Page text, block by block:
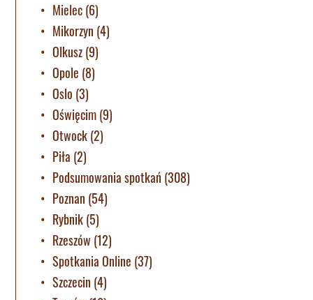
Mielec(6)
Mikorzyn (4)
Olkusz(9)
Opole (8)
Oslo (3)
Oświęcim(9)
Otwock(2)
Piła (2)
Podsumowania spotkań (308)
Poznan (54)
Rybnik(5)
Rzeszów (12)
Spotkania Online (37)
Szczecin (4)